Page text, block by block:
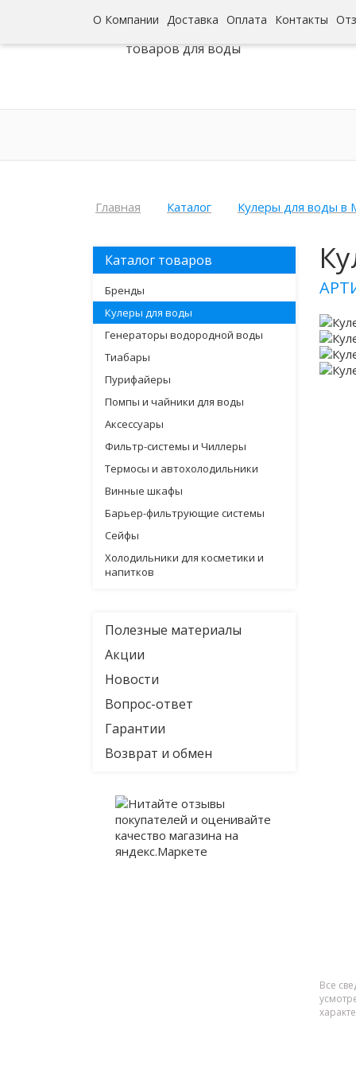
О Компании Доставка Оплата Контакты
Интернет-гипермаркет
товаров для воды
Главная Каталог Кулеры для воды в
Каталог товаров
Бренды
Кулеры для воды
Генераторы водородной воды
Тиабары
Пурифайеры
Помпы и чайники для воды
Аксессуары
Фильтр-системы и Чиллеры
Термосы и автохолодильники
Винные шкафы
Барьер-фильтрующие системы
Сейфы
Холодильники для косметики и
напитков
Полезные материалы
Акции
Новости
Вопрос-ответ
Гарантии
Возврат и обмен
Все